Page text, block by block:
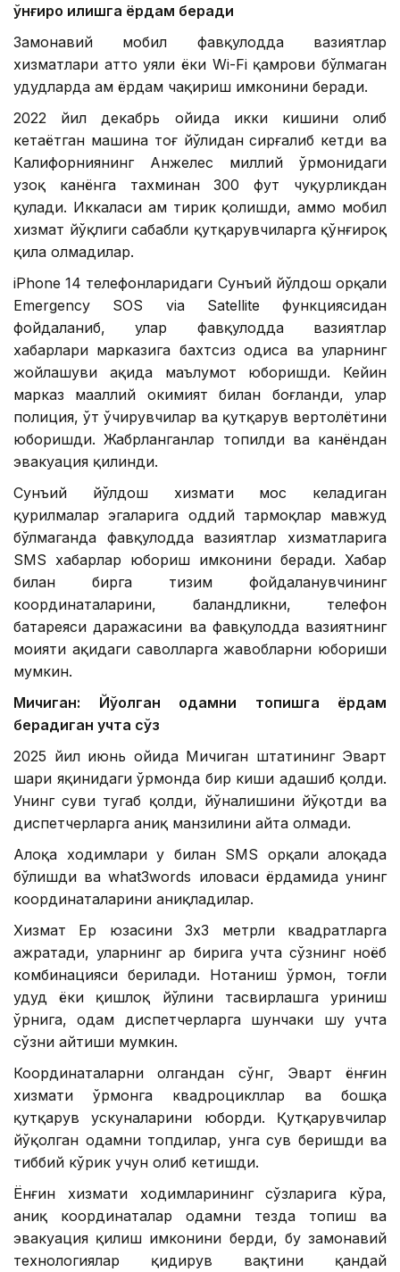
қўнғироқ қилишга ёрдам беради
Замонавий мобил фавқулодда вазиятлар
хизматлари ҳатто уяли ёки Wi-Fi қамрови бўлмаган
ҳудудларда ҳам ёрдам чақириш имконини беради.
2022 йил декабрь ойида икки кишини олиб
кетаётган машина тоғ йўлидан сирғалиб кетди ва
Калифорниянинг Анжелес миллий ўрмонидаги
узоқ канёнга тахминан 300 фут чуқурликдан
қулади. Иккаласи ҳам тирик қолишди, аммо мобил
хизмат йўқлиги сабабли қутқарувчиларга қўнғироқ
қила олмадилар.
iPhone 14 телефонларидаги Сунъий йўлдош орқали
Emergency SOS via Satellite функциясидан
фойдаланиб, улар фавқулодда вазиятлар
хабарлари марказига бахтсиз ҳодиса ва уларнинг
жойлашуви ҳақида маълумот юборишди. Кейин
марказ маҳаллий ҳокимият билан боғланди, улар
полиция, ўт ўчирувчилар ва қутқарув вертолётини
юборишди. Жабрланганлар топилди ва канёндан
эвакуация қилинди.
Сунъий йўлдош хизмати мос келадиган
қурилмалар эгаларига оддий тармоқлар мавжуд
бўлмаганда фавқулодда вазиятлар хизматларига
SМS хабарлар юбориш имконини беради. Хабар
билан бирга тизим фойдаланувчининг
координаталарини, баландликни, телефон
батареяси даражасини ва фавқулодда вазиятнинг
моҳияти ҳақидаги саволларга жавобларни юбориши
мумкин.
Мичиган: Йўқолган одамни топишга ёрдам
берадиган учта сўз
2025 йил июнь ойида Мичиган штатининг Эварт
шаҳри яқинидаги ўрмонда бир киши адашиб қолди.
Унинг суви тугаб қолди, йўналишини йўқотди ва
диспетчерларга аниқ манзилини айта олмади.
Алоқа ходимлари у билан SМS орқали алоқада
бўлишди ва what3words иловаси ёрдамида унинг
координаталарини аниқладилар.
Хизмат Ер юзасини 3х3 метрли квадратларга
ажратади, уларнинг ҳар бирига учта сўзнинг ноёб
комбинацияси берилади. Нотаниш ўрмон, тоғли
ҳудуд ёки қишлоқ йўлини тасвирлашга уриниш
ўрнига, одам диспетчерларга шунчаки шу учта
сўзни айтиши мумкин.
Координаталарни олгандан сўнг, Эварт ёнғин
хизмати ўрмонга квадроцикллар ва бошқа
қутқарув ускуналарини юборди. Қутқарувчилар
йўқолган одамни топдилар, унга сув беришди ва
тиббий кўрик учун олиб кетишди.
Ёнғин хизмати ходимларининг сўзларига кўра,
аниқ координаталар одамни тезда топиш ва
эвакуация қилиш имконини берди, бу замонавий
технологиялар қидирув вақтини қандай